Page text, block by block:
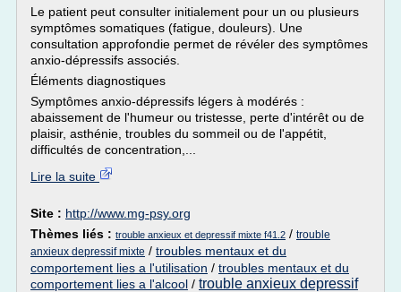
Le patient peut consulter initialement pour un ou plusieurs
symptômes somatiques (fatigue, douleurs). Une
consultation approfondie permet de révéler des symptômes
anxio-dépressifs associés.
Éléments diagnostiques
Symptômes anxio-dépressifs légers à modérés :
abaissement de l'humeur ou tristesse, perte d'intérêt ou de
plaisir, asthénie, troubles du sommeil ou de l'appétit,
difficultés de concentration,...
Lire la suite
Site : http://www.mg-psy.org
Thèmes liés : trouble anxieux et depressif mixte f41.2 / trouble
anxieux depressif mixte / troubles mentaux et du
comportement lies a l'utilisation / troubles mentaux et du
comportement lies a l'alcool / trouble anxieux depressif